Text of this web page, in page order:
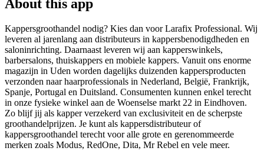
About this app
Kappersgroothandel nodig? Kies dan voor Larafix Professional. Wij
leveren al jarenlang aan distributeurs in kappersbenodigdheden en
saloninrichting. Daarnaast leveren wij aan kapperswinkels,
barbersalons, thuiskappers en mobiele kappers. Vanuit ons enorme
magazijn in Uden worden dagelijks duizenden kappersproducten
verzonden naar haarprofessionals in Nederland, België, Frankrijk,
Spanje, Portugal en Duitsland. Consumenten kunnen enkel terecht
in onze fysieke winkel aan de Woenselse markt 22 in Eindhoven.
Zo blijf jij als kapper verzekerd van exclusiviteit en de scherpste
groothandelprijzen. Je kunt als kappersdistributeur of
kappersgroothandel terecht voor alle grote en gerenommeerde
merken zoals Modus, RedOne, Dita, Mr Rebel en vele meer.